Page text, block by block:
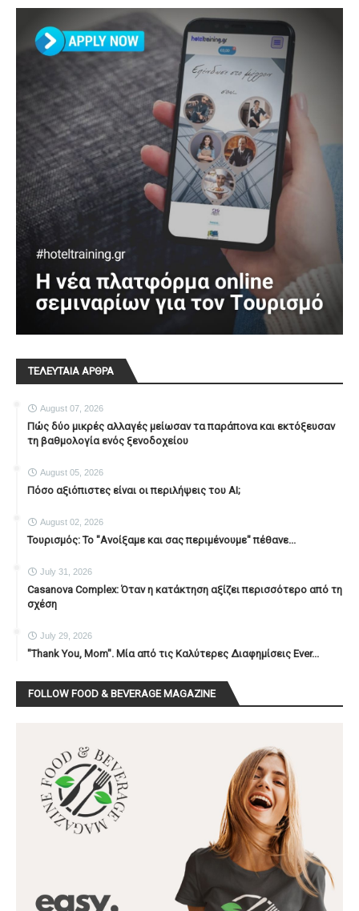
ΤΕΛΕΥΤΑΙΑ ΑΡΘΡΑ
August 07, 2026
Πώς δύο μικρές αλλαγές μείωσαν τα παράπονα και εκτόξευσαν
τη βαθμολογία ενός ξενοδοχείου
August 05, 2026
Πόσο αξιόπιστες είναι οι περιλήψεις του ΑΙ;
August 02, 2026
Τουρισμός: Το "Ανοίξαμε και σας περιμένουμε" πέθανε...
July 31, 2026
Casanova Complex: Όταν η κατάκτηση αξίζει περισσότερο από τη
σχέση
July 29, 2026
"Thank You, Mοm". Μία από τις Καλύτερες Διαφημίσεις Ever...
FOLLOW FOOD & BEVERAGE MAGAZINE